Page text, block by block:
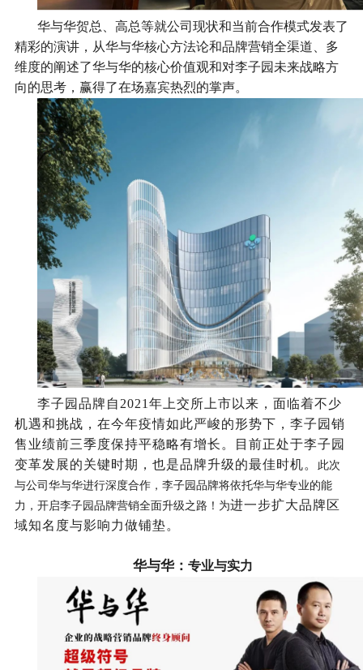
华与华贺总、高总等就公司现状和当前合作模式发表了
精彩的演讲，从华与华核心方法论和品牌营销全渠道、多
维度的阐述了华与华的核心价值观和对李子园未来战略方
向的思考，赢得了在场嘉宾热烈的掌声。
李子园品牌自2021年上交所上市以来，面临着不少
机遇和挑战，在今年疫情如此严峻的形势下，李子园销
售业绩前三季度保持平稳略有增长。目前正处于李子园
变革发展的关键时期，也是品牌升级的最佳时机。
此次
与公司华与华进行深度合作，李子园品牌将依托华与华专业的能
力，开启李子园品牌营销全面升级之路！为进一步扩大品牌区
域知名度与影响力做铺垫。
华与华： 专业与实力